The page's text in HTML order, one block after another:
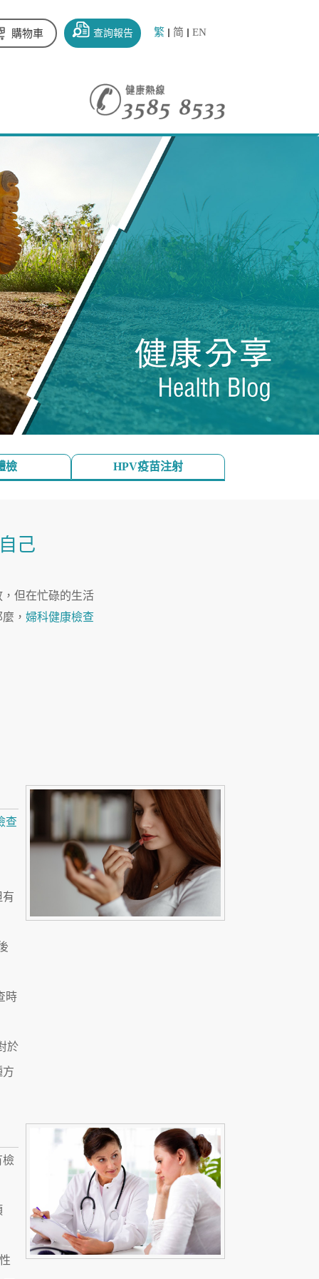
繁 简 EN
查詢報告
購物車
檢 HPV疫苗注射
己
但在忙碌的生活
， 婦科健康檢查
查
有
時
於
方
檢